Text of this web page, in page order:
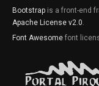
Bootstrap is a front-end
Apache License v2.0.
Font Awesome font